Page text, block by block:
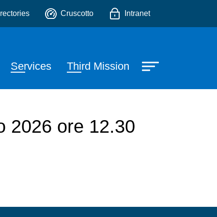
Scienze Fisiche e
Cruscotto Intranet
Services Third Mission
2026 ore 12.30